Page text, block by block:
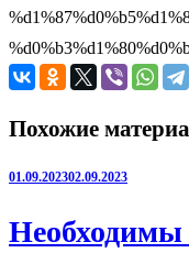
Похожие
01.09.202302.09.2023